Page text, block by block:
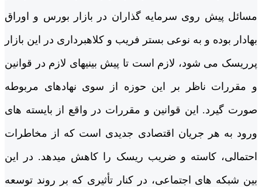
مسائل پیش روی سرمایه گذاران در بازار بورس و اوراق
بهادار بوده و به نوعی بستر فریب و کلاهبرداری در این بازار
پرریسک می شود، لازم است تا پیش بینی­های لازم در قوانین
و مقررات ناظر بر این حوزه از سوی نهادهای مربوطه
صورت گیرد. این قوانین و مقررات در واقع از بایسته های
ورود به هر جریان اقتصادی جدیدی است که از مخاطرات
احتمالی، کاسته و ضریب ریسک را کاهش می­دهد. در این
بین شبکه های اجتماعی، در کنار تأثیری که بر روند توسعه